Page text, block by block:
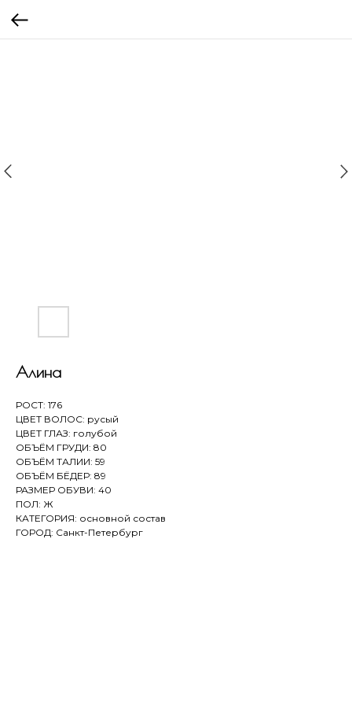
Алина
РОСТ: 176
ЦВЕТ ВОЛОС: русый
ЦВЕТ ГЛАЗ: голубой
ОБЪЁМ ГРУДИ: 80
ОБЪЁМ ТАЛИИ: 59
ОБЪЁМ БЁДЕР: 89
РАЗМЕР ОБУВИ: 40
ПОЛ: Ж
КАТЕГОРИЯ: основной состав
ГОРОД: Санкт-Петербург